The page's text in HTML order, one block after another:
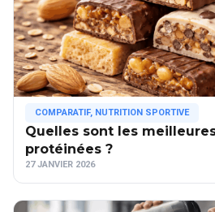
COMPARATIF, NUTRITION SPORTIVE
Quelles sont les
protéinées ?
27 JANVIER 2026